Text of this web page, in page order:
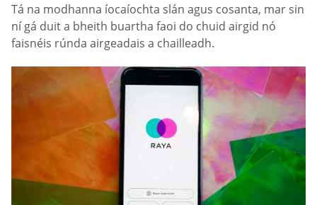
Tá na modhanna íocaíochta slán agus cosanta, mar sin
ní gá duit a bheith buartha faoi do chuid airgid nó
faisnéis rúnda airgeadais a chailleadh.